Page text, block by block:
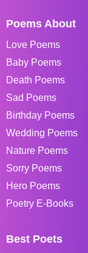
Poems About
Love Poems
Baby Poems
Death Poems
Sad Poems
Birthday Poems
Wedding Poems
Nature Poems
Sorry Poems
Hero Poems
Poetry E-Books
Best Poets